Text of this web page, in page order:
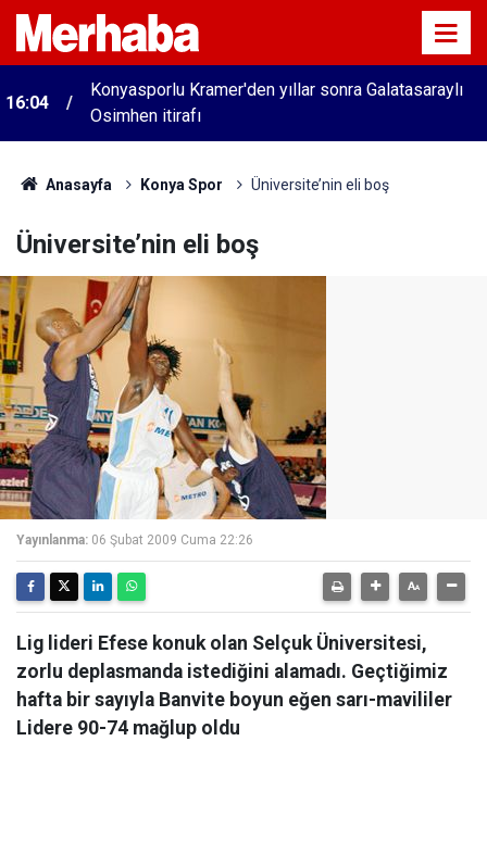
16:04
Konyasporlu Kramer'den yıllar sonra Galatasaraylı
Osimhen itirafı
Anasayfa Konya Spor Üniversite’nin eli boş
Üniversite’nin eli boş
Yayınlanma: 06 Şubat 2009 Cuma 22:26
Lig lideri Efese konuk olan Selçuk Üniversitesi,
zorlu deplasmanda istediğini alamadı. Geçtiğimiz
hafta bir sayıyla Banvite boyun eğen sarı-mavililer
Lidere 90-74 mağlup oldu